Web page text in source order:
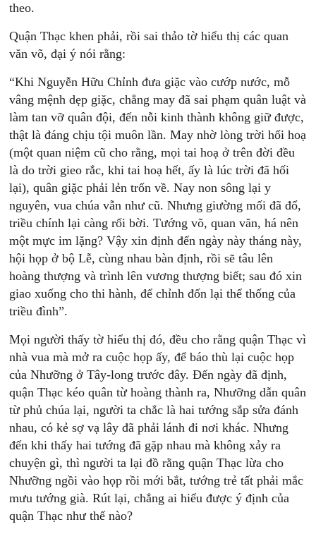
theo.
Quận Thạc khen phải, rồi sai thảo tờ hiểu thị các quan
văn võ, đại ý nói rằng:
“Khi Nguyễn Hữu Chỉnh đưa giặc vào cướp nước, mỗ
vâng mệnh dẹp giặc, chẳng may đã sai phạm quân luật và
làm tan vỡ quân đội, đến nỗi kinh thành không giữ được,
thật là đáng chịu tội muôn lần. May nhờ lòng trời hối hoạ
(một quan niệm cũ cho rằng, mọi tai hoạ ở trên đời đều
là do trời gieo rắc, khi tai hoạ hết, ấy là lúc trời đã hối
lại), quân giặc phải lẻn trốn về. Nay non sông lại y
nguyên, vua chúa vẫn như cũ. Nhưng giường mối đã đổ,
triều chính lại càng rối bời. Tướng võ, quan văn, há nên
một mực im lặng? Vậy xin định đến ngày này tháng này,
hội họp ở bộ Lễ, cùng nhau bàn định, rồi sẽ tâu lên
hoàng thượng và trình lên vương thượng biết; sau đó xin
giao xuống cho thi hành, để chỉnh đốn lại thể thống của
triều đình”.
Mọi người thấy tờ hiểu thị đó, đều cho rằng quận Thạc vì
nhà vua mà mở ra cuộc họp ấy, để báo thù lại cuộc họp
của Nhưỡng ở Tây-long trước đây. Đến ngày đã định,
quận Thạc kéo quân từ hoàng thành ra, Nhưỡng dẫn quân
từ phủ chúa lại, người ta chắc là hai tướng sắp sửa đánh
nhau, có kẻ sợ vạ lây đã phải lánh đi nơi khác. Nhưng
đến khi thấy hai tướng đã gặp nhau mà không xảy ra
chuyện gì, thì người ta lại đồ rằng quận Thạc lừa cho
Nhưỡng ngồi vào họp rồi mới bắt, tướng trẻ tất phải mắc
mưu tướng già. Rút lại, chẳng ai hiểu được ý định của
quận Thạc như thế nào?